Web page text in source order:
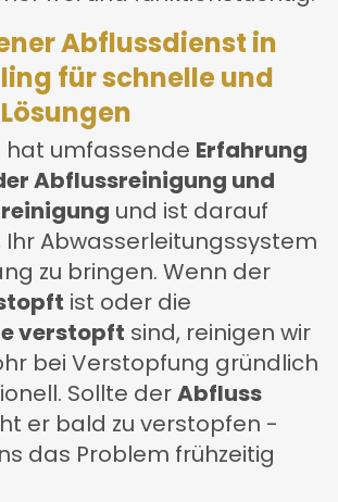
Abflussdienst in
für schnelle und
hat umfassende Erfahrung
Abflussreinigung und
und ist darauf
Ihr Abwasserleitungssystem
zu bringen. Wenn der
ist oder die
verstopft sind, reinigen wir
bei Verstopfung gründlich
Sollte derAbfluss
er bald zu verstopfen -
das Problem frühzeitig